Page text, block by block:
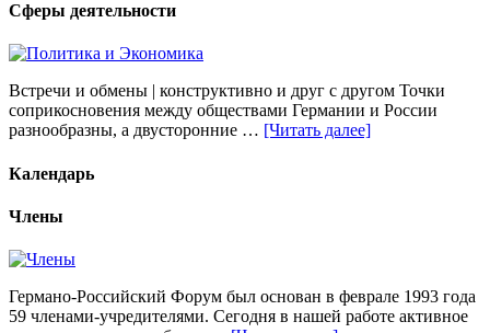
Сферы деятельности
Встречи и обмены | конструктивно и друг с другом Точки
соприкосновения между обществами Германии и России
разнообразны, а двусторонние … [Читать далее]
Календарь
Члены
Германо-Российский Форум был основан в феврале 1993 года
59 членами-учредителями. Сегодня в нашей работе активное